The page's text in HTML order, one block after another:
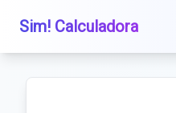
Sim! Calculadora